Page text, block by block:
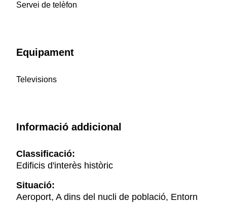
Servei de telèfon
Equipament
Televisions
Informació addicional
Classificació:
Edificis d'interès històric
Situació:
Aeroport, A dins del nucli de població, Entorn